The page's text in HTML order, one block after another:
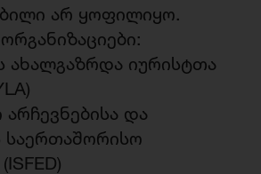
არ ყოფილიყო.
ახალგაზრდა იურისტთა
და
საერთაშორისო